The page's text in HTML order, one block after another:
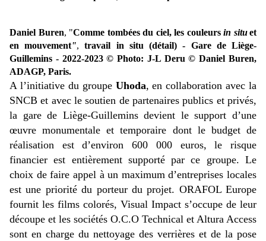
Daniel Buren, "Comme tombées du ciel, les couleurs in situ et
en mouvement",travail in situ (détail) - Gare de Liège-
Guillemins - 2022-2023 © Photo: J-L Deru © Daniel Buren,
ADAGP, Paris.
A l’initiative du groupe Uhoda, en collaboration avec la
SNCB et avec le soutien de partenaires publics et privés,
la gare de Liège-Guillemins devient le support d’une
œuvre monumentale et temporaire dont le budget de
réalisation est d’environ 600 000 euros, le risque
financier est entièrement supporté par ce groupe. Le
choix de faire appel à un maximum d’entreprises locales
est une priorité du porteur du projet. ORAFOL Europe
fournit les films colorés, Visual Impact s’occupe de leur
découpe et les sociétés O.C.O Technical et Altura Access
sont en charge du nettoyage des verrières et de la pose